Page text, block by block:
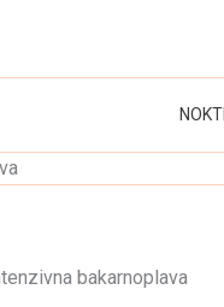
NOKTI
bakarnoplava